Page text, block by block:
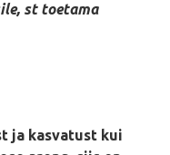
st toetama
ja kasvatust kui